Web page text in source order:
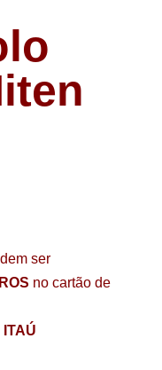
ser
no cartão de
ITAÚ